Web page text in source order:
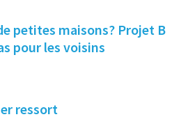
petites maisons? Projet B
pour les voisins
ressort